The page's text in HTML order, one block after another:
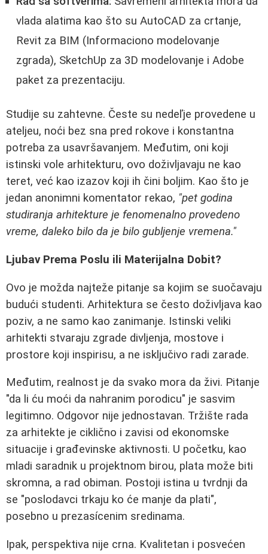
vlada alatima kao što su AutoCAD za crtanje,
Revit za BIM (Informaciono modelovanje
zgrada), SketchUp za 3D modelovanje i Adobe
paket za prezentaciju.
Studije su zahtevne. Česte su nedeľje provedene u
ateljeu, noći bez sna pred rokove i konstantna
potreba za usavršavanjem. Međutim, oni koji
istinski vole arhitekturu, ovo doživljavaju ne kao
teret, već kao izazov koji ih čini boljim. Kao što je
jedan anonimni komentator rekao, "pet godina
studiranja arhitekture je fenomenalno provedeno
vreme, daleko bilo da je bilo gubljenje vremena."
Ljubav Prema Poslu ili Materijalna Dobit?
Ovo je možda najteže pitanje sa kojim se suočavaju
budući studenti. Arhitektura se često doživljava kao
poziv, a ne samo kao zanimanje. Istinski veliki
arhitekti stvaraju zgrade divljenja, mostove i
prostore koji inspirisu, a ne isključivo radi zarade.
Međutim, realnost je da svako mora da živi. Pitanje
"da li ću moći da nahranim porodicu" je sasvim
legitimno. Odgovor nije jednostavan. Tržište rada
za arhitekte je ciklično i zavisi od ekonomske
situacije i građevinske aktivnosti. U početku, kao
mladi saradnik u projektnom birou, plata može biti
skromna, a rad obiman. Postoji istina u tvrdnji da
se "poslodavci trkaju ko će manje da plati",
posebno u prezasícenim sredinama.
Ipak, perspektiva nije crna. Kvalitetan i posvećen